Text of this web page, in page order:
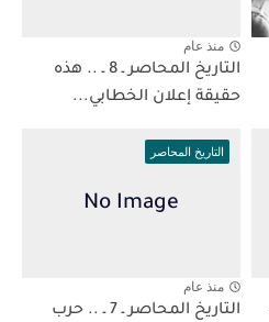
منذ عام
التاريخ المحاصر ـ 8 ـ .. هذه
حقيقة إعلان الخطابي...
التاريخ المحاصر
منذ عام
التاريخ المحاصر ـ 7 ـ .. حرب